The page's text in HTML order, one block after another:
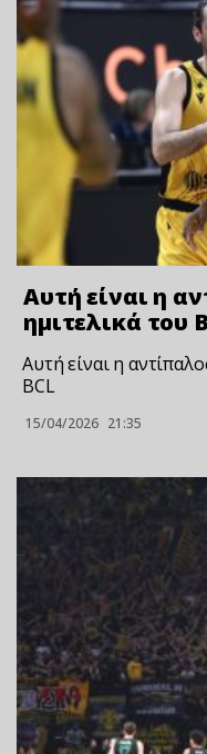
Αυτή είναι η
ημιτελικά του
Αυτή είναι η
BCL
15/04/2026 21:35